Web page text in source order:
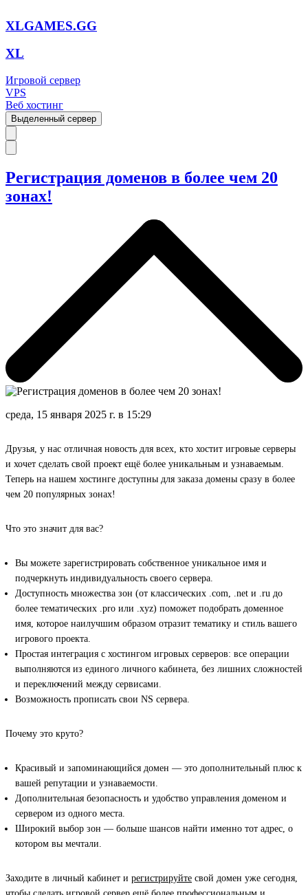
XLGAMES.GG
XL
Игровой сервер
VPS
Веб хостинг
Выделенный сервер
Регистрация доменов в более чем 20
зонах!
среда, 15 января 2025 г. в 15:29
Друзья, у нас отличная новость для всех, кто хостит игровые серверы
и хочет сделать свой проект ещё более уникальным и узнаваемым.
Теперь на нашем хостинге доступны для заказа домены сразу в более
чем 20 популярных зонах!
Что это значит для вас?
Вы можете зарегистрировать собственное уникальное имя и
подчеркнуть индивидуальность своего сервера.
Доступность множества зон (от классических .com, .net и .ru до
более тематических .pro или .xyz) поможет подобрать доменное
имя, которое наилучшим образом отразит тематику и стиль вашего
игрового проекта.
Простая интеграция с хостингом игровых серверов: все операции
выполняются из единого личного кабинета, без лишних сложностей
и переключений между сервисами.
Возможность прописать свои NS сервера.
Почему это круто?
Красивый и запоминающийся домен — это дополнительный плюс к
вашей репутации и узнаваемости.
Дополнительная безопасность и удобство управления доменом и
сервером из одного места.
Широкий выбор зон — больше шансов найти именно тот адрес, о
котором вы мечтали.
Заходите в личный кабинет и регистрируйте свой домен уже сегодня,